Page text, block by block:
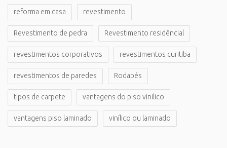
reforma em casa revestimento
Revestimento de pedra Revestimento residêncial
revestimentos corporativos revestimentos curitiba
revestimentos de paredes Rodapés
tipos de carpete vantagens do piso vinilico
vantagens piso laminado vinílico ou laminado